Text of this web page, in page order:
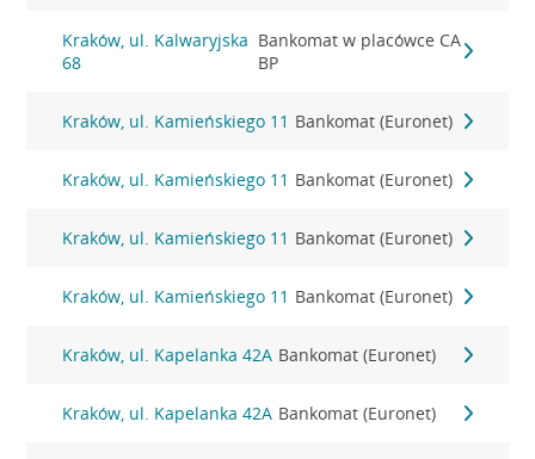
Kraków, ul. Kalwaryjska
68
Bankomat w placówce CA
BP
Kraków, ul. Kamieńskiego 11 Bankomat (Euronet)
Kraków, ul. Kamieńskiego 11 Bankomat (Euronet)
Kraków, ul. Kamieńskiego 11 Bankomat (Euronet)
Kraków, ul. Kamieńskiego 11 Bankomat (Euronet)
Kraków, ul. Kapelanka 42A Bankomat (Euronet)
Kraków, ul. Kapelanka 42A Bankomat (Euronet)